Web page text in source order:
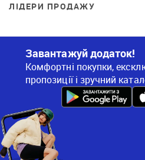
ЛІДЕРИ ПРОДАЖУ
Завантажуй додаток!
Комфортні покупки,
пропозиції і зручний